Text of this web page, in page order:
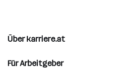
Über karriere.at
Für Arbeitgeber